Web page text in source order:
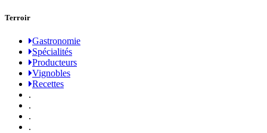
Terroir
Gastronomie
Spécialités
Producteurs
Vignobles
Recettes
.
.
.
.